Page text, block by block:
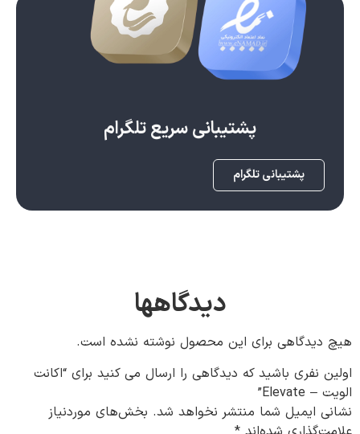
پشتیبانی سریع تلگرام
پشتیبانی تلگرام
دیدگاهها
هیچ دیدگاهی برای این محصول نوشته نشده است.
اولین نفری باشید که دیدگاهی را ارسال می کنید برای “اکانت
الویت – Elevate”
نشانی ایمیل شما منتشر نخواهد شد. بخش‌های موردنیاز